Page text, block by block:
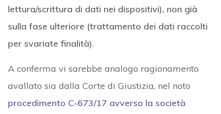
lettura/scrittura di dati nei dispositivi), non già
sulla fase ulteriore (trattamento dei dati raccolti
per svariate finalità).
A conferma vi sarebbe analogo ragionamento
avallato sia dalla Corte di Giustizia, nel noto
procedimento C-673/17 avverso la società